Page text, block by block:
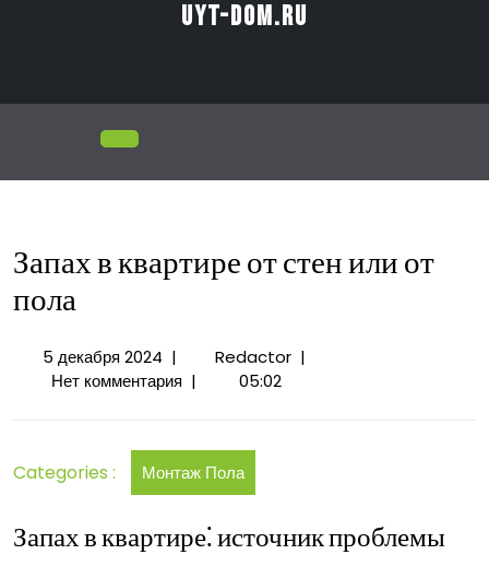
uyt-dom.ru
Запах в квартире от стен или от
пола
5 декабря 20245
декабря
| RedactorЗапах
от
|
Нет комментария | 05:02
Categories : Монтаж Пола
Запах в квартире⁚ источник проблемы